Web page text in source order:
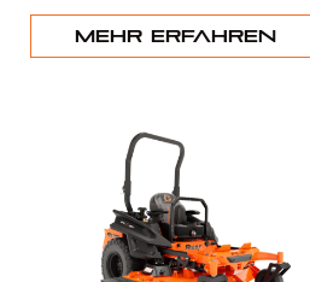
Mehr erfahren